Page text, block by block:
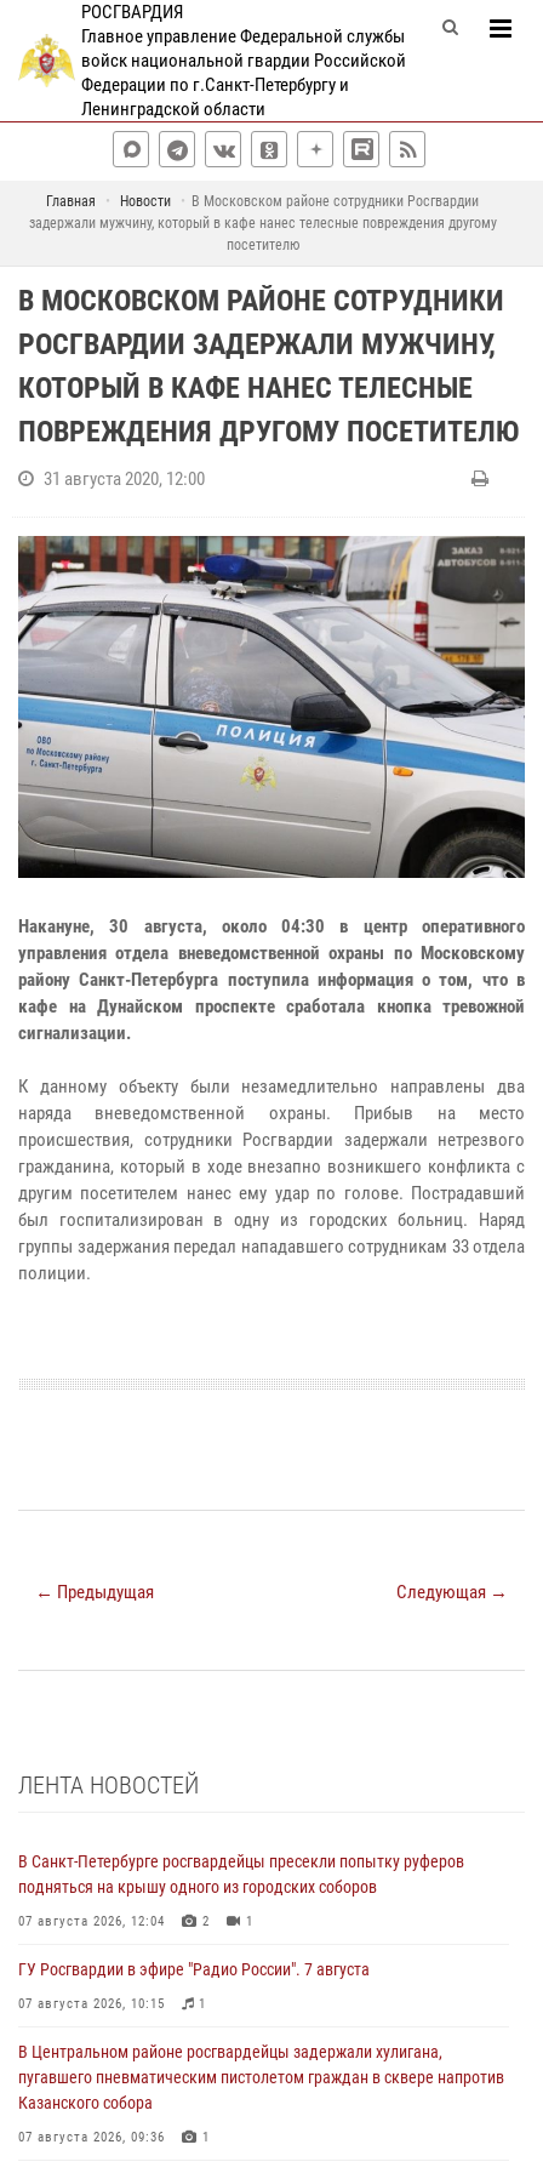
РОСГВАРДИЯ
Главное управление Федеральной службы
войск национальной гвардии Российской
Федерации по г.Санкт-Петербургу и
Ленинградской области
Главная Новости
В Московском районе сотрудники Росгвардии
задержали мужчину, который в кафе нанес телесные повреждения другому
посетителю
В МОСКОВСКОМ РАЙОНЕ СОТРУДНИКИ
РОСГВАРДИИ ЗАДЕРЖАЛИ МУЖЧИНУ,
КОТОРЫЙ В КАФЕ НАНЕС ТЕЛЕСНЫЕ
ПОВРЕЖДЕНИЯ ДРУГОМУ ПОСЕТИТЕЛЮ
31 августа 2020, 12:00
Накануне, 30 августа, около 04:30 в центр оперативного
управления отдела вневедомственной охраны по Московскому
району Санкт-Петербурга поступила информация о том, что в
кафе на Дунайском проспекте сработала кнопка тревожной
сигнализации.
К данному объекту были незамедлительно направлены два
наряда вневедомственной охраны. Прибыв на место
происшествия, сотрудники Росгвардии задержали нетрезвого
гражданина, который в ходе внезапно возникшего конфликта с
другим посетителем нанес ему удар по голове. Пострадавший
был госпитализирован в одну из городских больниц. Наряд
группы задержания передал нападавшего сотрудникам 33 отдела
полиции.
← Предыдущая Следующая →
ЛЕНТА НОВОСТЕЙ
В Санкт-Петербурге росгвардейцы пресекли попытку руферов
подняться на крышу одного из городских соборов
07 августа 2026, 12:04 2 1
ГУ Росгвардии в эфире "Радио России". 7 августа
07 августа 2026, 10:15 1
В Центральном районе росгвардейцы задержали хулигана,
пугавшего пневматическим пистолетом граждан в сквере напротив
Казанского собора
07 августа 2026, 09:36 1